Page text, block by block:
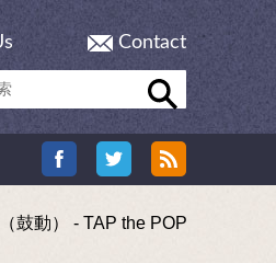
Contact
鼓動） - TAP the POP